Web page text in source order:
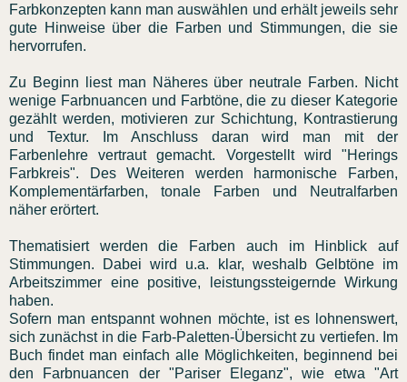
Farbkonzepten kann man auswählen und erhält jeweils sehr
gute Hinweise über die Farben und Stimmungen, die sie
hervorrufen.
Zu Beginn liest man Näheres über neutrale Farben. Nicht
wenige Farbnuancen und Farbtöne, die zu dieser Kategorie
gezählt werden, motivieren zur Schichtung, Kontrastierung
und Textur. Im Anschluss daran wird man mit der
Farbenlehre vertraut gemacht. Vorgestellt wird "Herings
Farbkreis". Des Weiteren werden harmonische Farben,
Komplementärfarben, tonale Farben und Neutralfarben
näher erörtert.
Thematisiert werden die Farben auch im Hinblick auf
Stimmungen. Dabei wird u.a. klar, weshalb Gelbtöne im
Arbeitszimmer eine positive, leistungssteigernde Wirkung
haben.
Sofern man entspannt wohnen möchte, ist es lohnenswert,
sich zunächst in die Farb-Paletten-Übersicht zu vertiefen. Im
Buch findet man einfach alle Möglichkeiten, beginnend bei
den Farbnuancen der "Pariser Eleganz", wie etwa "Art